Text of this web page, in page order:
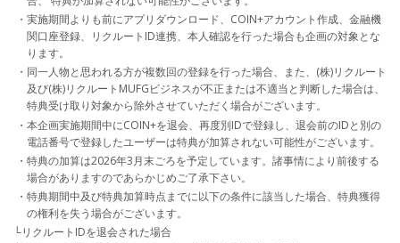
・実施期間よりも前にアプリダウンロード、COIN+アカウント作成、金融機
関口座登録、リクルートID連携、本人確認を行った場合も企画の対象とな
ります。
・同一人物と思われる方が複数回の登録を行った場合、また、(株)リクルート
及び(株)リクルートMUFGビジネスが不正または不適当と判断した場合は、
特典受け取り対象から除外させていただく場合がございます。
・本企画実施期間中にCOIN+を退会、再度別IDで登録し、退会前のIDと別の
電話番号で登録したユーザーは特典が加算されない可能性がございます。
・特典の加算は2026年3月末ごろを予定しています。諸事情により前後する
場合がありますのであらかじめご了承下さい。
・特典期間中及び特典加算時点までに以下の条件に該当した場合、特典獲得
の権利を失う場合がございます。
└リクルートIDを退会された場合